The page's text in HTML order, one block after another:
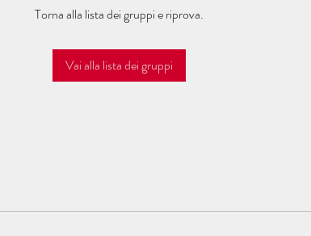
Torna alla lista dei gruppi e riprova.
Vai alla lista dei gruppi